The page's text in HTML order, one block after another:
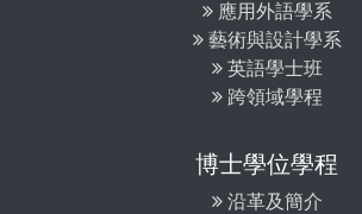
應用外語學系
藝術與設計學系
英語學士班
跨領域學程
博士學位學程
沿革及簡介